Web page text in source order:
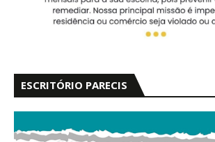
ESCRITÓRIO PARECIS